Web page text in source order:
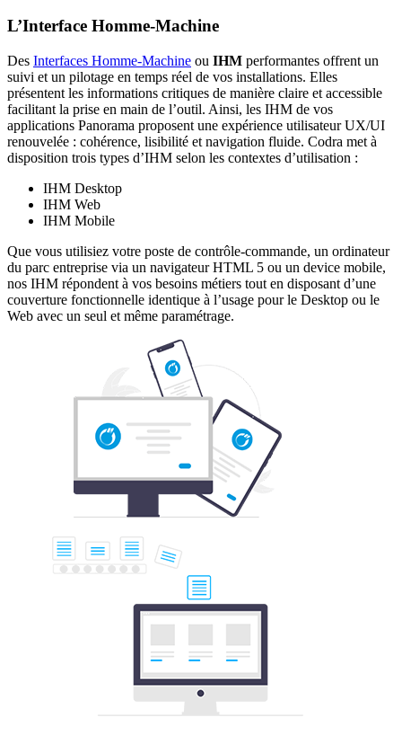
L’Interface Homme-Machine
Des Interfaces Homme-Machine ou IHM performantes offrent un
suivi et un pilotage en temps réel de vos installations. Elles
présentent les informations critiques de manière claire et accessible
facilitant la prise en main de l’outil. Ainsi, les IHM de vos
applications Panorama proposent une expérience utilisateur UX/UI
renouvelée : cohérence, lisibilité et navigation fluide. Codra met à
disposition trois types d’IHM selon les contextes d’utilisation :
IHM Desktop
IHM Web
IHM Mobile
Que vous utilisiez votre poste de contrôle-commande, un ordinateur
du parc entreprise via un navigateur HTML 5 ou un device mobile,
nos IHM répondent à vos besoins métiers tout en disposant d’une
couverture fonctionnelle identique à l’usage pour le Desktop ou le
Web avec un seul et même paramétrage.